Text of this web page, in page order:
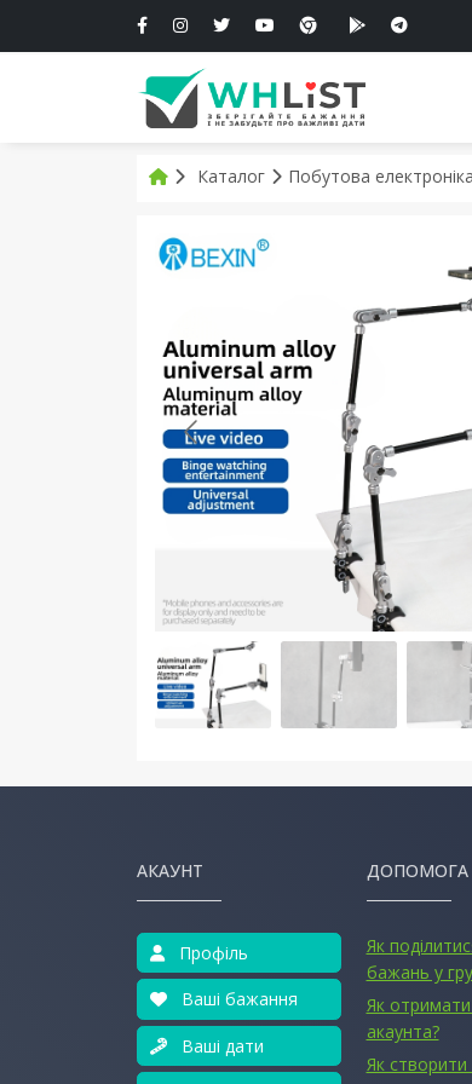
Каталог Побутова електроніка
АКАУНТ
Профіль
Ваші бажання
Ваші дати
ДОПОМОГА
Як
бажань у
Як
акаунта?
Як